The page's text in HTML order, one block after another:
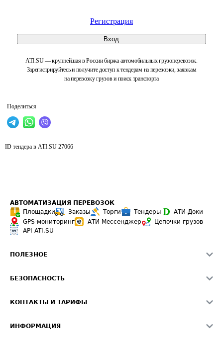
Регистрация
Вход
ATI.SU — крупнейшая в России биржа автомобильных грузоперевозок.
Зарегистрируйтесь и получите доступ к тендерам на перевозки, заявкам
на перевозку грузов и поиск транспорта
Поделиться
ID тендера в ATI.SU 27066
АВТОМАТИЗАЦИЯ ПЕРЕВОЗОК
Площадки
Заказы Торги Тендеры
АТИ-Доки
GPS-мониторинг
АТИ Мессенджер
Цепочки грузов
API ATI.SU
ПОЛЕЗНОЕ
Звезды ATI.SU на вашем сайте
Средние ставки
БЕЗОПАСНОСТЬ
Светофор+
КОНТАКТЫ И ТАРИФЫ
ИНФОРМАЦИЯ